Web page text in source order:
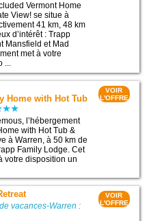
Vermont Home
View! se situe à
41 km, 48 km
d’intérêt : Trapp
Mansfield et Mad
met à votre
...
Home with Hot Tub
l’hébergement
with Hot Tub &
à Warren, à 50 km de
Family Lodge. Cet
votre disposition un
VOIR
L'OFFRE
vacances-Warren :
VOIR
L'OFFRE